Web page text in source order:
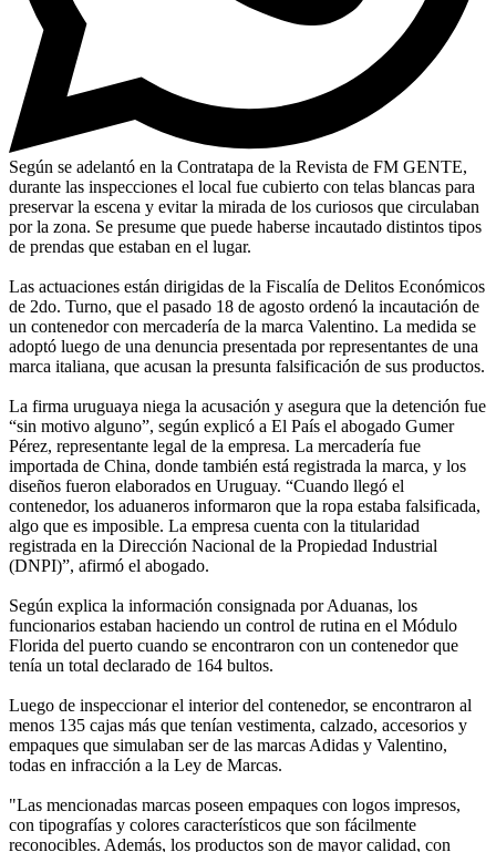
Según se adelantó en la Contratapa de la Revista de FM GENTE,
durante las inspecciones el local fue cubierto con telas blancas para
preservar la escena y evitar la mirada de los curiosos que circulaban
por la zona. Se presume que puede haberse incautado distintos tipos
de prendas que estaban en el lugar.
Las actuaciones están dirigidas de la Fiscalía de Delitos Económicos
de 2do. Turno, que el pasado 18 de agosto ordenó la incautación de
un contenedor con mercadería de la marca Valentino. La medida se
adoptó luego de una denuncia presentada por representantes de una
marca italiana, que acusan la presunta falsificación de sus productos.
La firma uruguaya niega la acusación y asegura que la detención fue
“sin motivo alguno”, según explicó a El País el abogado Gumer
Pérez, representante legal de la empresa. La mercadería fue
importada de China, donde también está registrada la marca, y los
diseños fueron elaborados en Uruguay. “Cuando llegó el
contenedor, los aduaneros informaron que la ropa estaba falsificada,
algo que es imposible. La empresa cuenta con la titularidad
registrada en la Dirección Nacional de la Propiedad Industrial
(DNPI)”, afirmó el abogado.
Según explica la información consignada por Aduanas, los
funcionarios estaban haciendo un control de rutina en el Módulo
Florida del puerto cuando se encontraron con un contenedor que
tenía un total declarado de 164 bultos.
Luego de inspeccionar el interior del contenedor, se encontraron al
menos 135 cajas más que tenían vestimenta, calzado, accesorios y
empaques que simulaban ser de las marcas Adidas y Valentino,
todas en infracción a la Ley de Marcas.
"Las mencionadas marcas poseen empaques con logos impresos,
con tipografías y colores característicos que son fácilmente
reconocibles. Además, los productos son de mayor calidad, con